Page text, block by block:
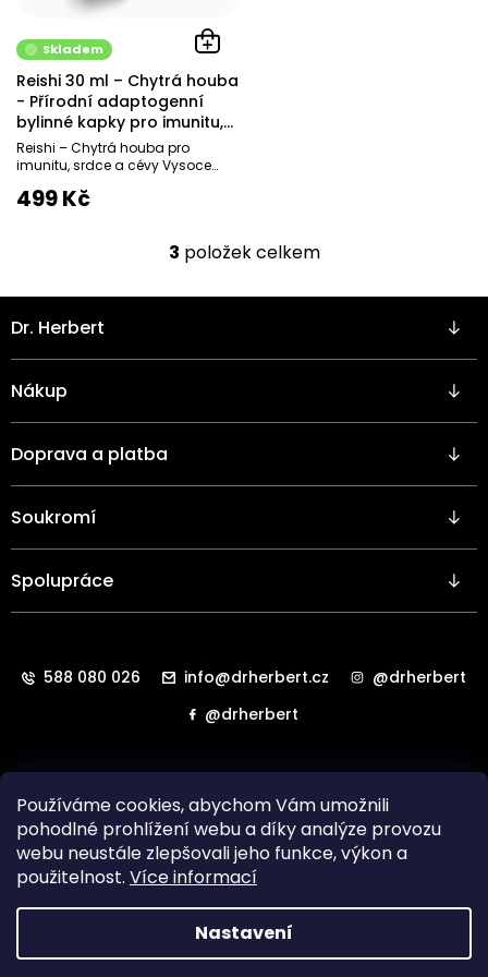
Používáme cookies, abychom Vám umožnili
pohodlné prohlížení webu a díky analýze provozu
webu neustále zlepšovali jeho funkce, výkon a
použitelnost. Více informací
Nastavení
Reishi 30 ml – Chytrá houba
- Přírodní adaptogenní
bylinné kapky pro imunitu,
srdce a cévy
Skladem
499 Kč
Reishi – Chytrá houba pro
imunitu, srdce a cévy Vysoce
Reishi (Ganoderma lucidum)...
O
l
a
p
k
ý
s
3 položek celkem
á
p
a
Dr. Herbert
Nákup
Doprava a platba
Soukromí
Spolupráce
588 080 026 info@drherbert.cz
@drherbert
@drherbert
Všechna práva vyhrazena. Copyright
s.r.o.2024. VytvořilShoptet